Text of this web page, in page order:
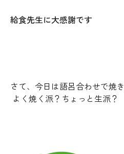
給食先生に大感謝です
さて、今日は語呂合わせで焼
よく焼く派？ちょっと生派？